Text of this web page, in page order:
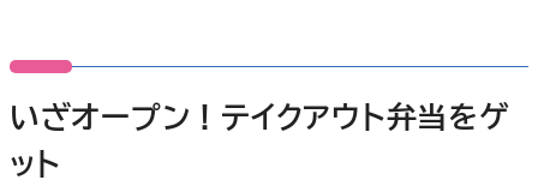
いざオープン！テイクアウト弁当をゲ
ット